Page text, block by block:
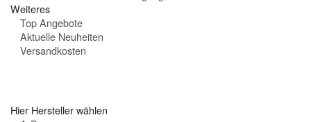
Weiteres
Top Angebote
Aktuelle Neuheiten
Versandkosten
Hier Hersteller wählen